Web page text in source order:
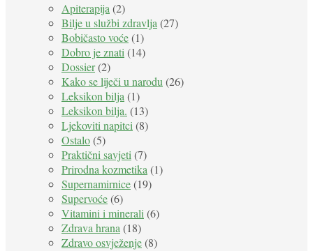
Apiterapija (2)
Bilje u službi zdravlja (27)
Bobičasto voće(1)
Dobro je znati (14)
Dossier(2)
Kako se liječi u narodu (26)
Leksikon bilja (1)
Leksikon bilja. (13)
Ljekoviti napitci (8)
Ostalo(5)
Praktični savjeti (7)
Prirodna kozmetika (1)
Supernamirnice(19)
Supervoće(6)
Vitamini i minerali (6)
Zdrava hrana (18)
Zdravo osvježenje(8)